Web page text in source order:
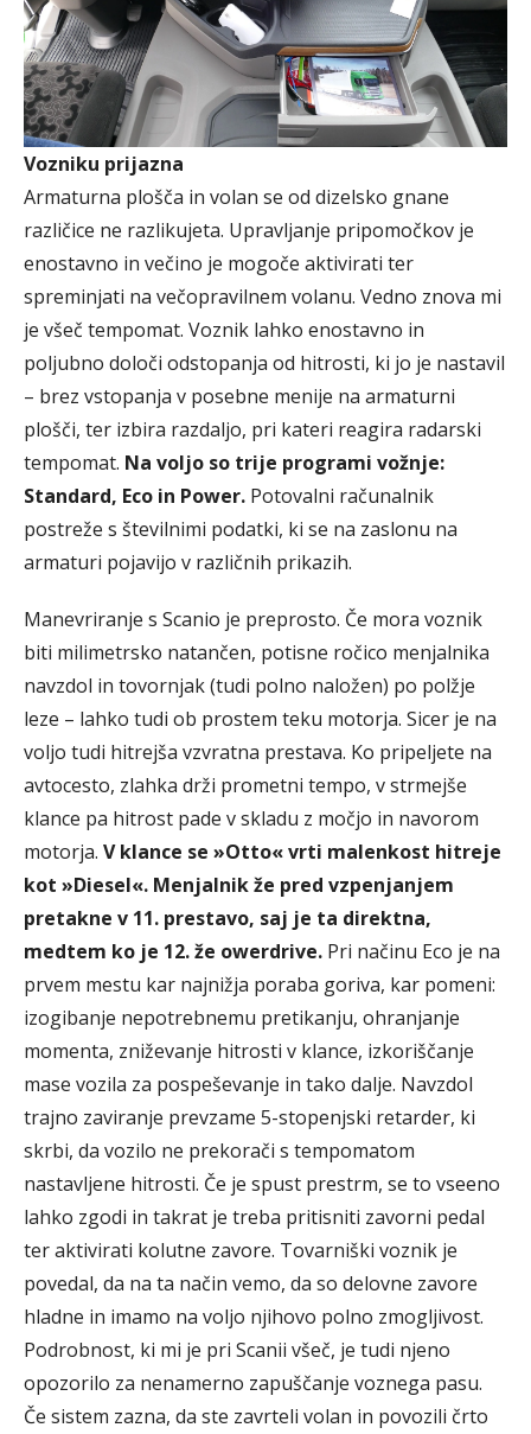
Vozniku prijazna
Armaturna plošča in volan se od dizelsko gnane
različice ne razlikujeta. Upravljanje pripomočkov je
enostavno in večino je mogoče aktivirati ter
spreminjati na večopravilnem volanu. Vedno znova mi
je všeč tempomat. Voznik lahko enostavno in
poljubno določi odstopanja od hitrosti, ki jo je nastavil
– brez vstopanja v posebne menije na armaturni
plošči, ter izbira razdaljo, pri kateri reagira radarski
tempomat. Na voljo so trije programi vožnje:
Standard, Eco in Power. Potovalni računalnik
postreže s številnimi podatki, ki se na zaslonu na
armaturi pojavijo v različnih prikazih.
Manevriranje s Scanio je preprosto. Če mora voznik
biti milimetrsko natančen, potisne ročico menjalnika
navzdol in tovornjak (tudi polno naložen) po polžje
leze – lahko tudi ob prostem teku motorja. Sicer je na
voljo tudi hitrejša vzvratna prestava. Ko pripeljete na
avtocesto, zlahka drži prometni tempo, v strmejše
klance pa hitrost pade v skladu z močjo in navorom
motorja. V klance se »Otto« vrti malenkost hitreje
kot »Diesel«. Menjalnik že pred vzpenjanjem
pretakne v 11. prestavo, saj je ta direktna,
medtem ko je 12. že owerdrive. Pri načinu Eco je na
prvem mestu kar najnižja poraba goriva, kar pomeni:
izogibanje nepotrebnemu pretikanju, ohranjanje
momenta, zniževanje hitrosti v klance, izkoriščanje
mase vozila za pospeševanje in tako dalje. Navzdol
trajno zaviranje prevzame 5-stopenjski retarder, ki
skrbi, da vozilo ne prekorači s tempomatom
nastavljene hitrosti. Če je spust prestrm, se to vseeno
lahko zgodi in takrat je treba pritisniti zavorni pedal
ter aktivirati kolutne zavore. Tovarniški voznik je
povedal, da na ta način vemo, da so delovne zavore
hladne in imamo na voljo njihovo polno zmogljivost.
Podrobnost, ki mi je pri Scanii všeč, je tudi njeno
opozorilo za nenamerno zapuščanje voznega pasu.
Če sistem zazna, da ste zavrteli volan in povozili črto